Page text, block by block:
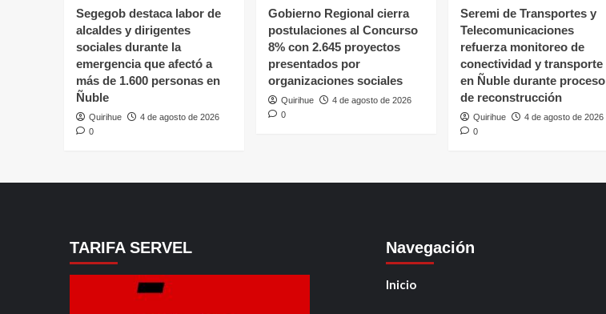
Segegob destaca labor de
alcaldes y dirigentes
sociales durante la
emergencia que afectó a
más de 1.600 personas en
Ñuble
Quirihue
4 de agosto de 2026
0
Gobierno Regional cierra
postulaciones al Concurso
8% con 2.645 proyectos
presentados por
organizaciones sociales
Quirihue
4 de agosto de 2026
0
Seremi de Transportes y
Telecomunicaciones
refuerza monitoreo de
conectividad y transporte
en Ñuble durante proceso
de reconstrucción
Quirihue
4 de agosto de 2026
0
TARIFA SERVEL Navegación
Inicio